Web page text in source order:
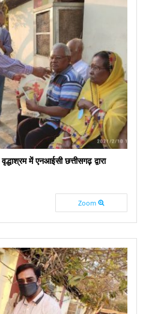
में एनआईसी छत्तीसगढ़ द्वारा
Zoom